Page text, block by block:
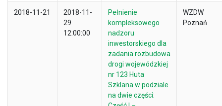
2018-11-21
2018-11-
29
12:00:00
Pełnienie
kompleksowego
nadzoru
inwestorskiego dla
zadania rozbudowa
drogi wojewódzkiej
nr 123 Huta
Szklana w podziale
na dwie części:
WZDW
Poznań